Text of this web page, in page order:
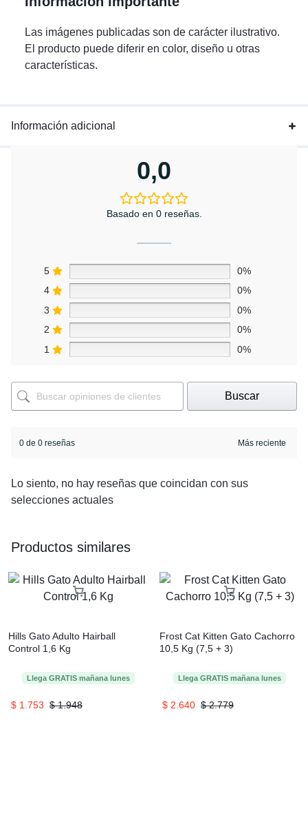
Las imágenes publicadas son de carácter ilustrativo.
El producto puede diferir en color, diseño u otras
características.
Información adicional
0,0
Basado en 0 reseñas.
5
0%
4
0%
3
0%
2
0%
1
0%
Buscar
0 de 0 reseñas
Lo siento, no hay reseñas que coincidan con sus
selecciones actuales
Productos similares
Hills Gato Adulto Hairball
Control 1,6 Kg
Llega GRATIS mañana lunes
$1.948
$ 1.753
Frost Cat Kitten Gato Cachorro
10,5 Kg (7,5 + 3)
Llega GRATIS mañana lunes
$2.779
$ 2.640